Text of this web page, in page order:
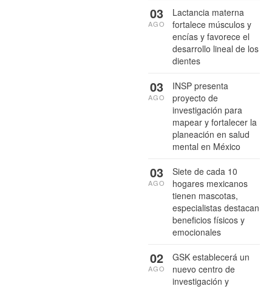
Lactancia materna
fortalece músculos y
encías y favorece el
desarrollo lineal de los
dientes
03
AGO
INSP presenta
proyecto de
investigación para
mapear y fortalecer la
planeación en salud
mental en México
03
AGO
Siete de cada 10
hogares mexicanos
tienen mascotas,
especialistas destacan
beneficios físicos y
emocionales
03
AGO
GSK establecerá un
nuevo centro de
investigación y
02
AGO